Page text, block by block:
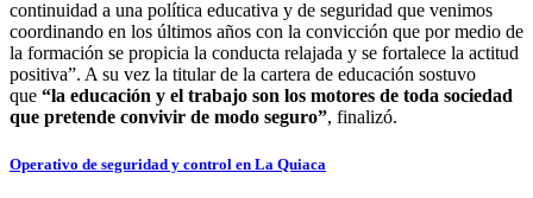
continuidad a una política educativa y de seguridad que venimos
coordinando en los últimos años con la convicción que por medio de
la formación se propicia la conducta relajada y se fortalece la actitud
positiva”. A su vez la titular de la cartera de educación sostuvo
que “la educación y el trabajo son los motores de toda sociedad
que pretende convivir de modo seguro”, finalizó.
Operativo de seguridad y control en La Quiaca